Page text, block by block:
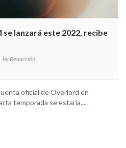
lanzará este 2022, recibe
byRedacción
oficial de Overlord en
temporada se estaría....